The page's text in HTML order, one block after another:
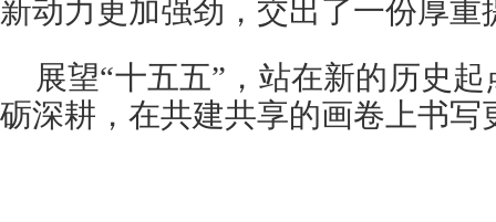
新动力更加强劲，交出了一份厚重
展望“十五五”，站在新的历史
砺深耕，在共建共享的画卷上书写